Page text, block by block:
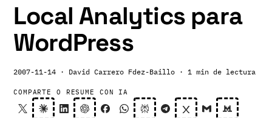
Local Analytics para
WordPress
2007-11-14 · David Carrero Fdez-Baillo · 1 min de lectura
COMPARTE O RESUME CON IA